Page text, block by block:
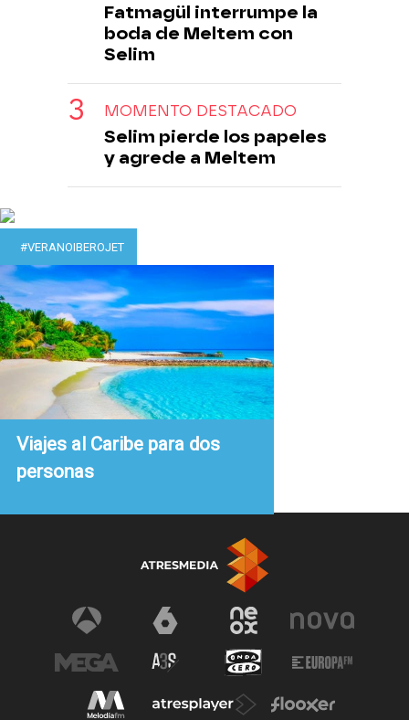
Fatmagül interrumpe la
boda de Meltem con
Selim
MOMENTO DESTACADO
Selim pierde los papeles
y agrede a Meltem
#VERANOIBEROJET
Viajes al Caribe para dos
personas